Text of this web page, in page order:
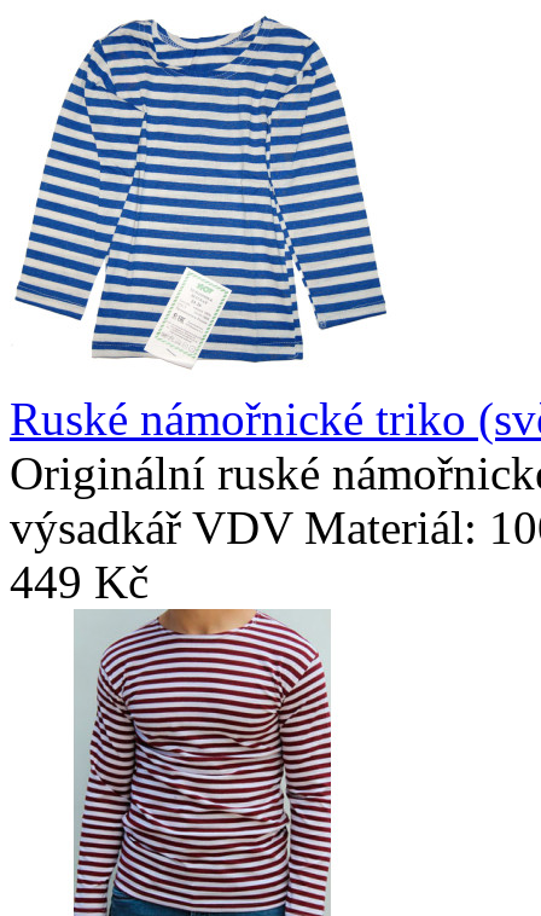
Ruské námořnické triko
Originální ruské
výsadkář VDV Materiál:
449 Kč